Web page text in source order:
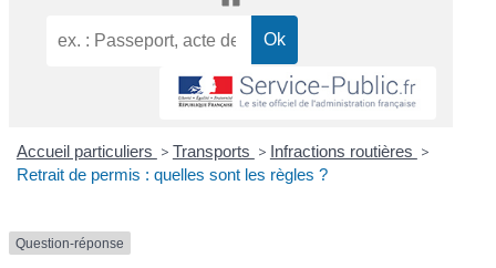
Accueil particuliers > Transports > Infractions routières >
Retrait de permis : quelles sont les règles ?
Question-réponse